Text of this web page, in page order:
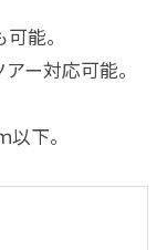
能。
ー対応可能。
下。